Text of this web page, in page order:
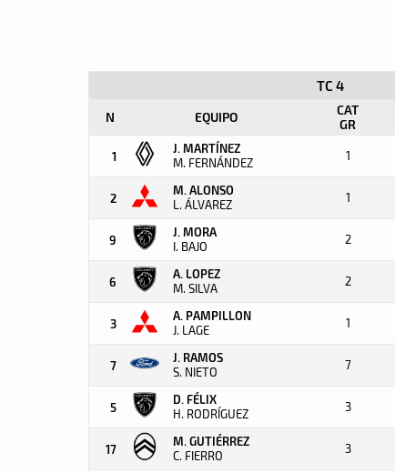
TC 4
N EQUIPO
CAT
GR
1
J. MARTÍNEZ
M. FERNÁNDEZ 1
2
M. ALONSO
L. ÁLVAREZ 1
9
J. MORA
I. BAJO 2
6
A. LOPEZ
M. SILVA 2
3
A. PAMPILLON
J. LAGE 1
7
J. RAMOS
S. NIETO 7
5
D. FÉLIX
H. RODRÍGUEZ 3
17
M. GUTIÉRREZ
C. FIERRO 3